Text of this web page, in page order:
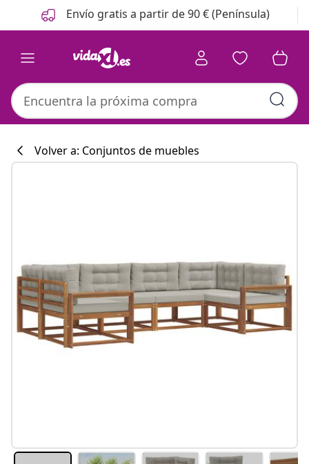
Anterior
Siguiente Envío gratis a partir de 90 € (Península)
#sharemevidaxl
Volver a: Conjuntos de muebles